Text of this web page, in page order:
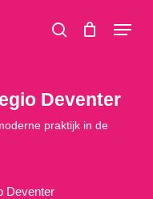
search
Menu
Deventer
praktijk in de
Deventer